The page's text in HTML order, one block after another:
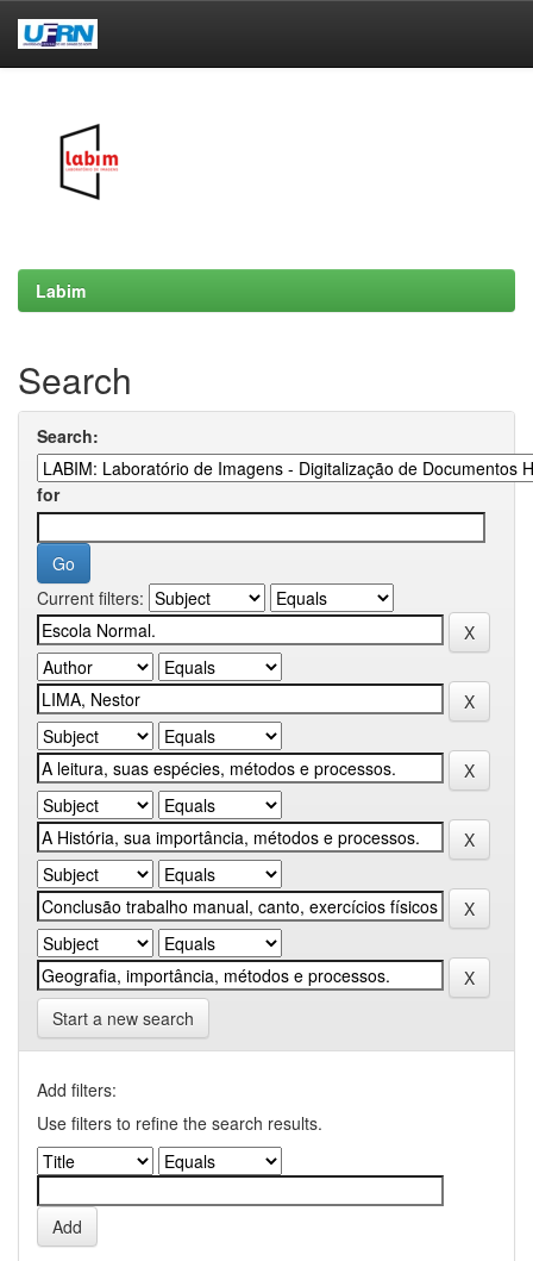
Labim
Search
Search:
for
Current filters:
Start a new search
Add filters:
Use filters to refine the search results.